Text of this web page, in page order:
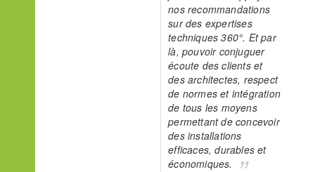
nos recommandations
sur des expertises
techniques 360°. Et par
là, pouvoir conjuguer
écoute des clients et
des architectes, respect
de normes et intégration
de tous les moyens
permettant de concevoir
des installations
efficaces, durables et
économiques.